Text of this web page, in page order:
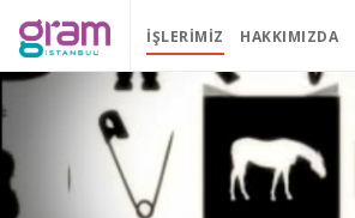
İŞLERIMIZ HAKKIMIZDA